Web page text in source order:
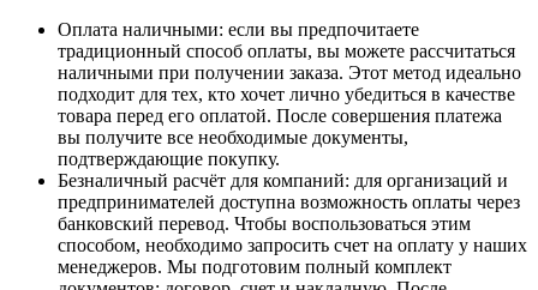
Оплата наличными: если вы предпочитаете
традиционный способ оплаты, вы можете рассчитаться
наличными при получении заказа. Этот метод идеально
подходит для тех, кто хочет лично убедиться в качестве
товара перед его оплатой. После совершения платежа
вы получите все необходимые документы,
подтверждающие покупку.
Безналичный расчёт для компаний: для организаций и
предпринимателей доступна возможность оплаты через
банковский перевод. Чтобы воспользоваться этим
способом, необходимо запросить счет на оплату у наших
менеджеров. Мы подготовим полный комплект